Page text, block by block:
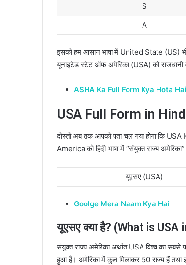
S
A
इसको हम आसान भाषा में United State (US)
यूनाइटेड स्टेट ऑफ अमेरिका (USA) की राजधानी
ASHA Ka Full Form Kya Hota Hai
USA Full Form in
दोस्तों अब तक आपको पता चल गया होगा कि
America को हिंदी भाषा में “संयुक्त राज्य
यूएसए (USA)
Goolge Mera Naam Kya Hai
यूएसए क्या है? (What is USA
संयुक्त राज्य अमेरिका अर्थात USA विश्व का सबसे
हुआ हैं। अमेरिका में कुल मिलाकर 50 राज्य हैं तथा